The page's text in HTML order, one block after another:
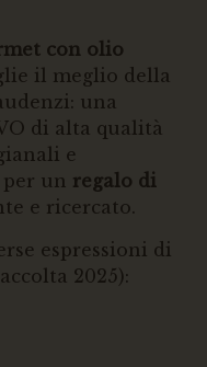
con olio
il meglio della
una
di alta qualità
e
un regalo di
e ricercato.
espressioni di
2025):